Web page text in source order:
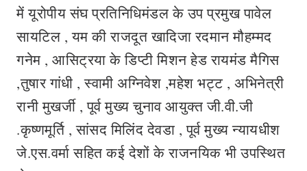
में यूरोपीय संघ प्रतिनिधिमंडल के उप प्रमुख पावेल
सायटिल , यम की राजदूत खादिजा रदमान मौहम्मद
गनेम , आसिट्रया के डिप्टी मिशन हेड रायमंड मैगिस
,तुषार गांधी , स्वामी अग्निवेश ,महेश भट्ट , अभिनेत्री
रानी मुखर्जी , पूर्व मुख्य चुनाव आयुक्त जी.वी.जी
.कृष्णमूर्ति , सांसद मिलिंद देवडा , पूर्व मुख्य न्यायधीश
जे.एस.वर्मा सहित कई देशों के राजनयिक भी उपस्थित